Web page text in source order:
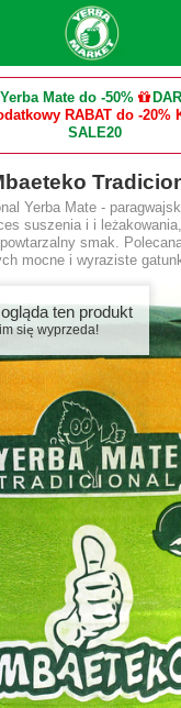
Mate do -50%
RABAT do -20%
SALE20
Yerba Mate -
suszenia i i
smak.
mocne i wyraziste
ogląda ten produkt
się wyprzeda!